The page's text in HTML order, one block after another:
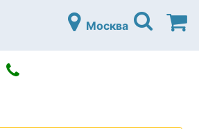
матрасов
Москва